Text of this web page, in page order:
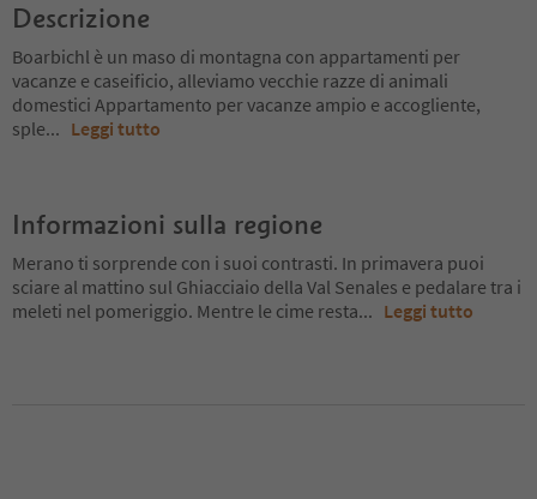
Descrizione
Boarbichl è un maso di montagna con appartamenti per
vacanze e caseificio, alleviamo vecchie razze di animali
domestici Appartamento per vacanze ampio e accogliente,
sple... Leggi tutto
Informazioni sulla regione
Merano ti sorprende con i suoi contrasti. In primavera puoi
sciare al mattino sul Ghiacciaio della Val Senales e pedalare tra i
meleti nel pomeriggio. Mentre le cime resta... Leggi tutto